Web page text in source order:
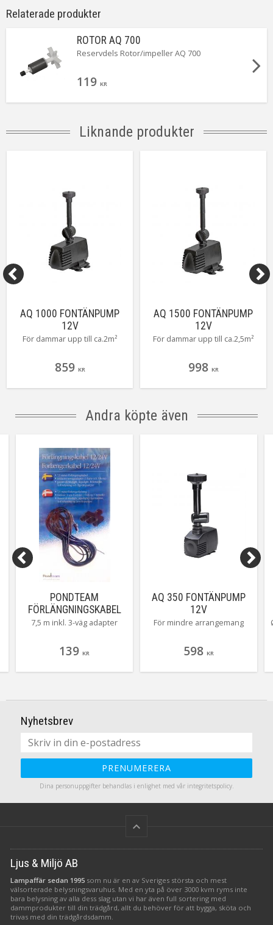
Relaterade produkter
ROTOR AQ 700
Reservdels Rotor/impeller AQ 700
119 KR
Liknande produkter
AQ 1000 FONTÄNPUMP
12V
För dammar upp till ca.2m²
859 KR
AQ 1500 FONTÄNPUMP
12V
För dammar upp till ca.2,5m²
998 KR
Andra köpte även
PONDTEAM
FÖRLÄNGNINGSKABEL
7,5M 12/24V
7,5 m inkl. 3-väg adapter
139 KR
AQ 350 FONTÄNPUMP
12V
För mindre arrangemang
598 KR
Nyhetsbrev
PRENUMERERA
Dina personuppgifter behandlas i enlighet med vår integritetspolicy.
keyboard_arrow_up
Ljus & Miljö AB
Lampaffär sedan 1995 som nu är en av Sveriges största och mest
välsorterade belysningsvaruhus. Med en yta på över 3000 kvm ryms inte
bara belysning av alla dess slag utan vi har även full sortering med
dammprodukter till din trädgård, allt du behöver för att bygga, sköta och
trivas med din trädgårdsdamm.